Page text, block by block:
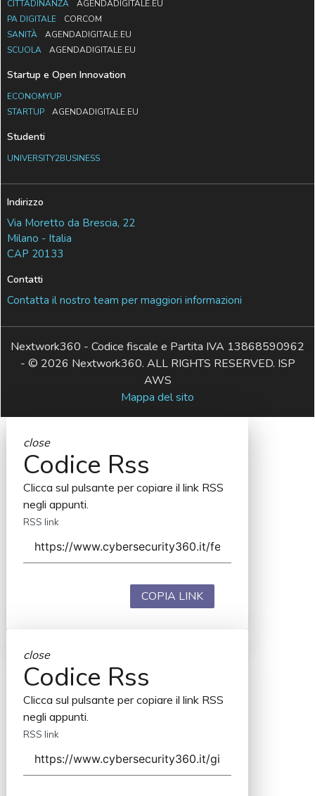
CITTADINANZA
AGENDADIGITALE.EU
PA DIGITALE
CORCOM
SANITÀ
AGENDADIGITALE.EU
SCUOLA
AGENDADIGITALE.EU
Startup e Open Innovation
ECONOMYUP
STARTUP
AGENDADIGITALE.EU
Studenti
UNIVERSITY2BUSINESS
Indirizzo
Via Moretto da Brescia, 22
Milano - Italia
CAP 20133
Contatti
Contatta il nostro team per maggiori informazioni
Nextwork360 - Codice fiscale e Partita IVA 13868590962
- © 2026 Nextwork360. ALL RIGHTS RESERVED. ISP
AWS
Mappa del sito
close
Codice Rss
Clicca sul pulsante per copiare il link RSS
negli appunti.
RSS link
COPIA LINK
close
Codice Rss
Clicca sul pulsante per copiare il link RSS
negli appunti.
RSS link